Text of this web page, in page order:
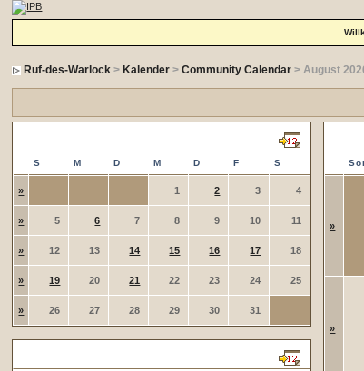
Ruf-des-Warlock > Kalender >Community Calendar > August
S M D M D F S
» 1 2 3 4
» 5 6 7 8 9 10 11
» 12 13 14 15 16 17 18
» 19 20 21 22 23 24 25
» 26 27 28 29 30 31
»
»